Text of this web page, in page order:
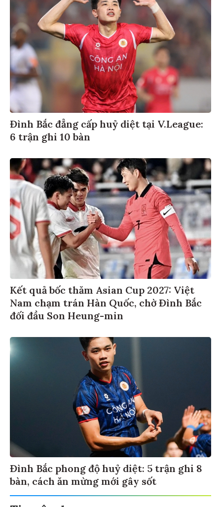
Đình Bắc đẳng cấp huỷ diệt tại V.League:
6 trận ghi 10 bàn
Kết quả bốc thăm Asian Cup 2027: Việt
Nam chạm trán Hàn Quốc, chờ Đình Bắc
đối đầu Son Heung-min
Đình Bắc phong độ huỷ diệt: 5 trận ghi 8
bàn, cách ăn mừng mới gây sốt